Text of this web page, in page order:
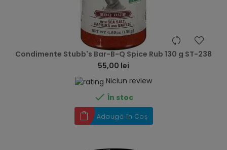
Condimente Stubb's Bar-B-Q Spice Rub 130 g ST-238
55,00 lei
Niciun review
 În stoc
Adaugă în Coș